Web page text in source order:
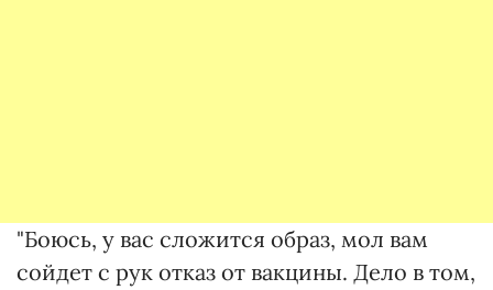
"Боюсь, у вас сложится образ, мол вам
сойдет с рук отказ от вакцины. Дело в том,